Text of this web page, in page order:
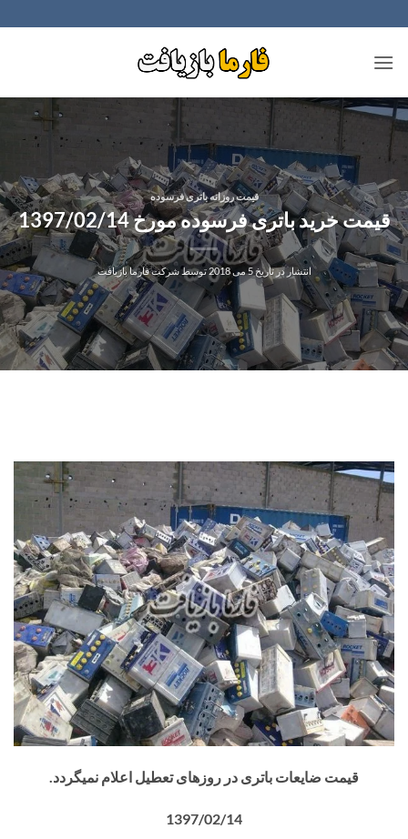
to
content
قیمت روزانه باتری فرسوده
قیمت خرید باتری فرسوده مورخ 1397/02/14
انتشار در تاریخ5 می 2018 توسطشرکت فارما بازیافت
قیمت ضایعات باتری در روزهای تعطیل اعلام نمیگردد.
1397/02/14